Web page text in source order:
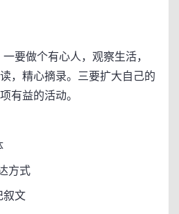
做个有心人，观察生活，
，精心摘录。三要扩大自己的
有益的活动。
方式
文